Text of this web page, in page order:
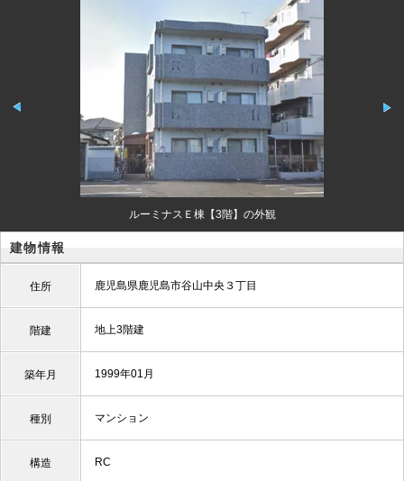
ルーミナスＥ棟【3階】の外観
建物情報
住所 鹿児島県鹿児島市谷山中央３丁目
階建 地上3階建
築年月 1999年01月
種別 マンション
構造 RC